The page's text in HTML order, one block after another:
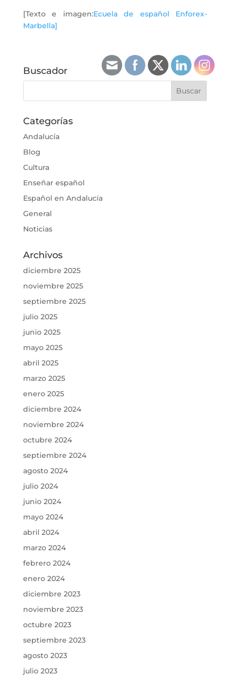
[Texto e imagen:Ecuela de español Enforex-
Marbella]
Buscador
Categorías
Andalucía
Blog
Cultura
Enseñar español
Español en Andalucía
General
Noticias
Archivos
diciembre 2025
noviembre 2025
septiembre 2025
julio 2025
junio 2025
mayo 2025
abril 2025
marzo 2025
enero 2025
diciembre 2024
noviembre 2024
octubre 2024
septiembre 2024
agosto 2024
julio 2024
junio 2024
mayo 2024
abril 2024
marzo 2024
febrero 2024
enero 2024
diciembre 2023
noviembre 2023
octubre 2023
septiembre 2023
agosto 2023
julio 2023